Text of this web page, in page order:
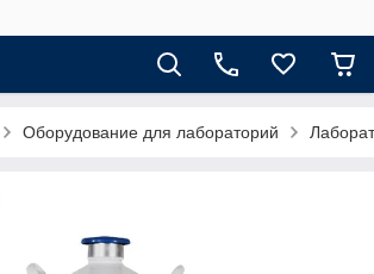
Оборудование для лабораторий